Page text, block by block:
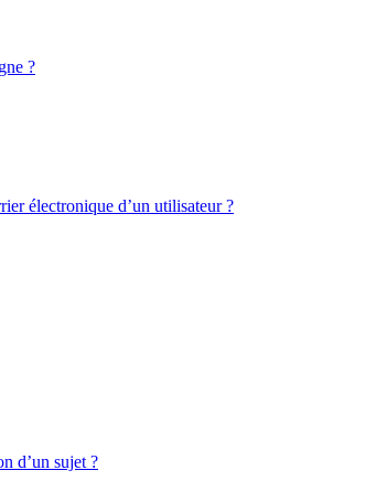
?
électronique d’un utilisateur ?
d’un sujet ?